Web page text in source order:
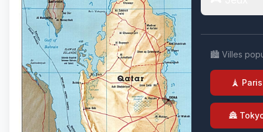
🏙️ Villes
🗼 Paris
🏯